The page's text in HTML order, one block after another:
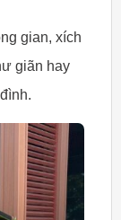
gian, xích
giãn hay